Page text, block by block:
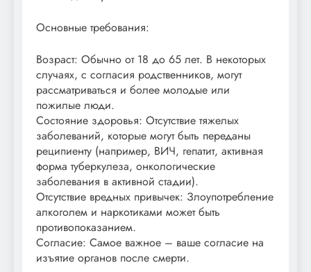
Основные требования:
Возраст: Обычно от 18 до 65 лет. В некоторых
случаях, с согласия родственников, могут
рассматриваться и более молодые или
пожилые люди.
Состояние здоровья: Отсутствие тяжелых
заболеваний, которые могут быть переданы
реципиенту (например, ВИЧ, гепатит, активная
форма туберкулеза, онкологические
заболевания в активной стадии).
Отсутствие вредных привычек: Злоупотребление
алкоголем и наркотиками может быть
противопоказанием.
Согласие: Самое важное – ваше согласие на
изъятие органов после смерти.